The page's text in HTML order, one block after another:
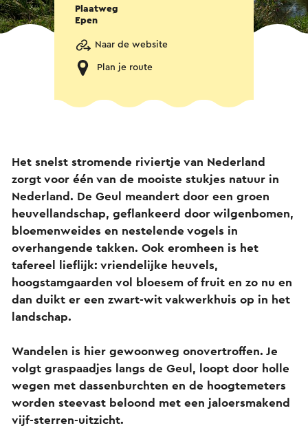
Plaatweg
Epen
Naar de website
Plan je route
Het snelst stromende riviertje van Nederland
zorgt voor één van de mooiste stukjes natuur in
Nederland. De Geul meandert door een groen
heuvellandschap, geflankeerd door wilgenbomen,
bloemenweides en nestelende vogels in
overhangende takken. Ook eromheen is het
tafereel lieflijk: vriendelijke heuvels,
hoogstamgaarden vol bloesem of fruit en zo nu en
dan duikt er een zwart-wit vakwerkhuis op in het
landschap.
Wandelen is hier gewoonweg onovertroffen. Je
volgt graspaadjes langs de Geul, loopt door holle
wegen met dassenburchten en de hoogtemeters
worden steevast beloond met een jaloersmakend
vijf-sterren-uitzicht.